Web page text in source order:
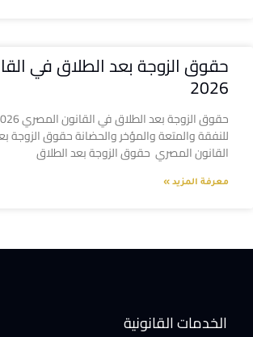
حقوق الزوجة بعد الطلاق في
2026
للنفقة والمتعة والمؤخر والحضانة حقوق الزوجة
القانون المصري حقوق الزوجة بعد الطلاق
معرفة المزيد »
الخدمات القانونية